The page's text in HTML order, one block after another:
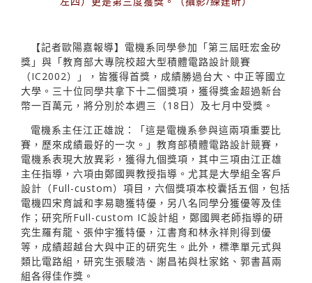
【記者歐陽嘉報導】電機系同學參加「第三屆旺宏金矽
獎」與「教育部大專院校超大型積體電路設計競賽
（IC2002）」，皆獲得首獎，成績勝過台大、中正等國立
大學。三十位同學共拿下十二個獎項，獲得獎金超過新台
幣一百萬元，將分別於本週三（18日）及七月中受獎。
電機系主任江正雄說：「這是電機系參與這兩項重要比
賽，歷來成績最好的一次。」教育部積體電路設計競賽，
電機系表現大放異彩，獲得九個獎項，其中三項由江正雄
主任指導，六項由鄭國興教授指導。尤其是大學組全客戶
設計（Full-custom）項目，六個獎項本校囊括五個，包括
電機四宋育誠和李易聰獲特優，另八名同學分獲優等及佳
作；研究所Full-custom IC設計組，鄭國興老師指導的研
究生羅有龍、張仲宇獲特優，江書育和林永祥則得到優
等，成績超越台大與中正的研究生。此外，標準單元式與
類比電路組，研究生張駿浩、謝昌祐與杜家銘、郭書菖兩
組各得佳作獎。